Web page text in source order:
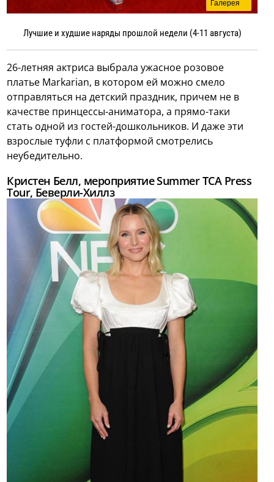
Галерея
Лучшие и худшие наряды прошлой недели (4-11 августа)
26-летняя актриса выбрала ужасное розовое
платье Markarian, в котором ей можно смело
отправляться на детский праздник, причем не в
качестве принцессы-аниматора, а прямо-таки
стать одной из гостей-дошкольников. И даже эти
взрослые туфли с платформой смотрелись
неубедительно.
Кристен Белл, мероприятие Summer TCA Press
Tour, Беверли-Хиллз